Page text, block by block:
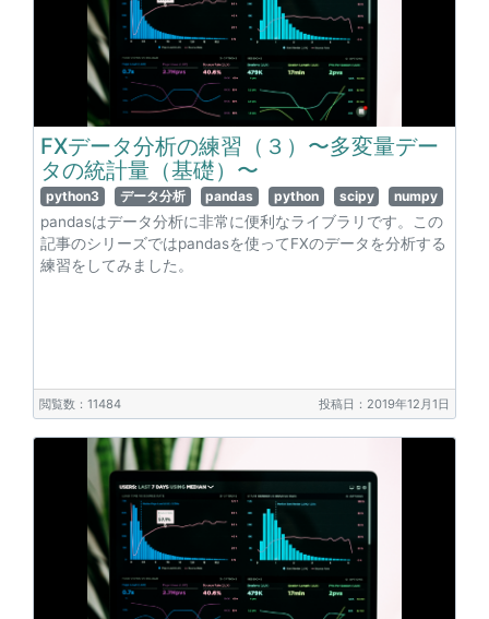
FXデータ分析の練習（３）〜多変量デー
タの統計量（基礎）〜
python3 データ分析 pandas python scipy numpy
pandasはデータ分析に非常に便利なライブラリです。この
記事のシリーズではpandasを使ってFXのデータを分析する
練習をしてみました。
閲覧数：11484 投稿日：2019年12月1日